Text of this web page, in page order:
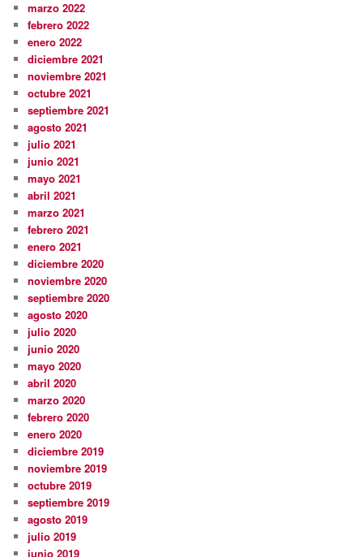
marzo 2022
febrero 2022
enero 2022
diciembre 2021
noviembre 2021
octubre 2021
septiembre 2021
agosto 2021
julio 2021
junio 2021
mayo 2021
abril 2021
marzo 2021
febrero 2021
enero 2021
diciembre 2020
noviembre 2020
septiembre 2020
agosto 2020
julio 2020
junio 2020
mayo 2020
abril 2020
marzo 2020
febrero 2020
enero 2020
diciembre 2019
noviembre 2019
octubre 2019
septiembre 2019
agosto 2019
julio 2019
junio 2019